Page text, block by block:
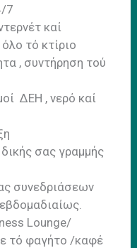
7
καί
τό κτίριο
, συντήρηση τού
ΔΕΗ , νερό καί
σας γραμμής
συνεδριάσεων
Lounge/
τό φαγήτο /καφέ